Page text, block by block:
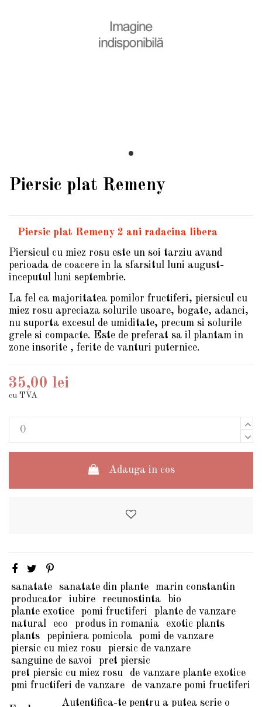
Piersic plat Remeny
Piersic plat Remeny 2 ani radacina libera
Piersicul cu miez rosu este un soi tarziu avand
perioada de coacere in la sfarsitul luni august-
inceputul luni septembrie.
La fel ca majoritatea pomilor fructiferi, piersicul cu
miez rosu apreciaza solurile usoare, bogate, adanci,
nu suporta excesul de umiditate, precum si solurile
grele si compacte. Este de preferat sa il plantam in
zone insorite , ferite de vanturi puternice.
35,00 lei
cu TVA
Adauga in cos
sanatate sanatate din plante
marin constantin
producator
iubire recunostinta
bio
plante exotice
pomi fructiferi
plante de vanzare
natural
eco produs in romania
exotic plants
plants
pepiniera pomicola
pomi de vanzare
piersic cu miez rosu
piersic de vanzare
sanguine de savoi
pret piersic
pret piersic cu miez rosu
de vanzare plante exotice
pmi fructiferi de vanzare
de vanzare pomi fructiferi
Autentifica-te pentru a putea scrie o